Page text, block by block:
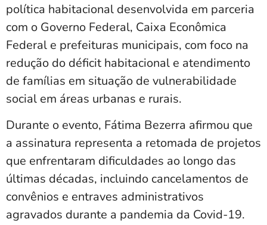
política habitacional desenvolvida em parceria
com o Governo Federal, Caixa Econômica
Federal e prefeituras municipais, com foco na
redução do déficit habitacional e atendimento
de famílias em situação de vulnerabilidade
social em áreas urbanas e rurais.
Durante o evento, Fátima Bezerra afirmou que
a assinatura representa a retomada de projetos
que enfrentaram dificuldades ao longo das
últimas décadas, incluindo cancelamentos de
convênios e entraves administrativos
agravados durante a pandemia da Covid-19.